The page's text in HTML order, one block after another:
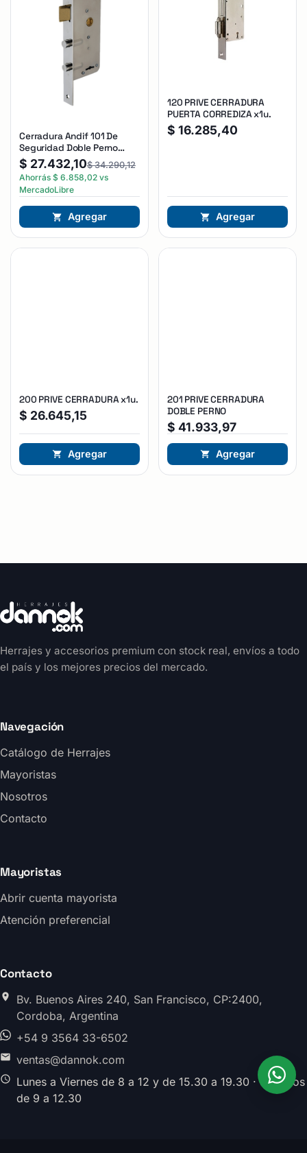
Cerradura Andif 101 De
Seguridad Doble Perno
Reforzada Plateado
$ 27.432,10$34.290,12
Ahorrás $ 6.858,02 vs
MercadoLibre
Agregar
120 PRIVE CERRADURA
PUERTA CORREDIZA x1u.
$ 16.285,40
Agregar
200 PRIVE CERRADURA x1u.
$ 26.645,15
Agregar
201 PRIVE CERRADURA
DOBLE PERNO
$ 41.933,97
Agregar
Herrajes y accesorios premium con stock real, envíos a todo
el país y los mejores precios del mercado.
Navegación
Catálogo de Herrajes
Mayoristas
Nosotros
Contacto
Mayoristas
Abrir cuenta mayorista
Atención preferencial
Contacto
Bv. Buenos Aires 240, San Francisco, CP:2400,
Cordoba, Argentina
+54 9 3564 33-6502
ventas@dannok.com
Lunes a Viernes de 8 a 12 y de 15.30 a 19.30 · Sabados
de 9 a 12.30